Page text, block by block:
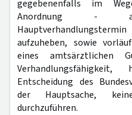
gegebenenfalls im
Anordnung -
aufzuheben, sowie
eines amtsärztlichen
Entscheidung des
der Hauptsache,
durchzuführen.